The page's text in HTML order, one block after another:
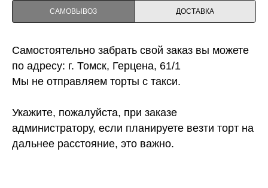
САМОВЫВОЗ ДОСТАВКА
Самостоятельно забрать свой заказ вы можете
по адресу: г. Томск, Герцена, 61/1
Мы не отправляем торты с такси.
Укажите, пожалуйста, при заказе
администратору, если планируете везти торт на
дальнее расстояние, это важно.